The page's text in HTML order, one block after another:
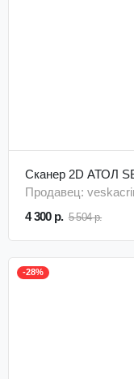
Сканер 2D АТОЛ
Продавец:
4 300 р. 5 504 р.
-28%